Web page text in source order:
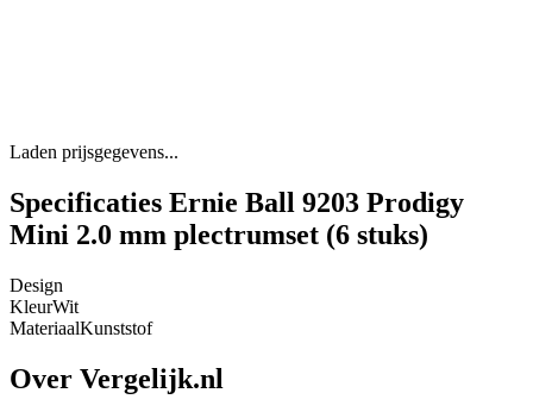
Laden prijsgegevens...
Specificaties Ernie Ball 9203 Prodigy
Mini 2.0 mm plectrumset (6 stuks)
Design
KleurWit
MateriaalKunststof
Over Vergelijk.nl